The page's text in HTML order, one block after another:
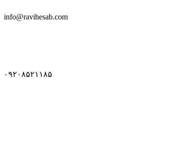
info@ravihesab.com
۰۹۲۰۸۵۲۱۱۸۵